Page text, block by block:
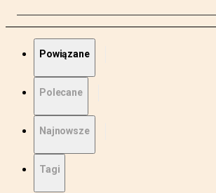
Powiązane
Polecane
Najnowsze
Tagi